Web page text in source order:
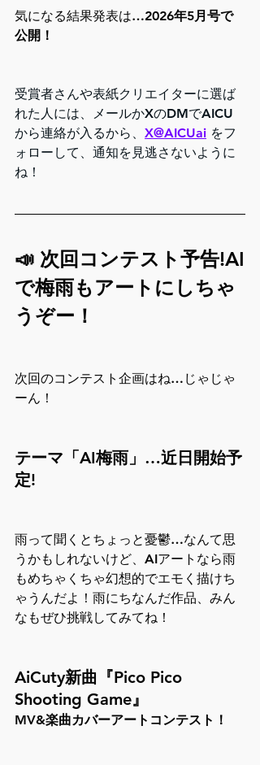
気になる結果発表は…2026年5月号で
公開！
受賞者さんや表紙クリエイターに選ば
れた人には、メールかXのDMでAICU
から連絡が入るから、 X@AICUai をフ
ォローして、通知を見逃さないように
ね！
📣 次回コンテスト予告!AI
で梅雨もアートにしちゃ
うぞー！
次回のコンテスト企画はね…じゃじゃ
ーん！
テーマ「AI梅雨」…近日開始予
定!
雨って聞くとちょっと憂鬱…なんて思
うかもしれないけど、AIアートなら雨
もめちゃくちゃ幻想的でエモく描けち
ゃうんだよ！雨にちなんだ作品、みん
なもぜひ挑戦してみてね！
AiCuty新曲『Pico Pico
Shooting Game』
MV&楽曲カバーアートコンテスト！